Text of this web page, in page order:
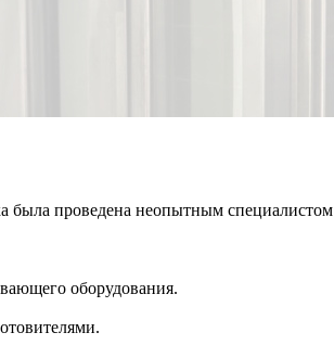
была проведена неопытным специалистом
оборудования.